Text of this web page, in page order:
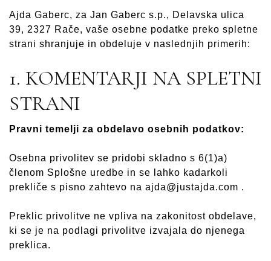
Ajda Gaberc, za Jan Gaberc s.p., Delavska ulica
39, 2327 Rače, vaše osebne podatke preko spletne
strani shranjuje in obdeluje v naslednjih primerih:
1. KOMENTARJI NA SPLETNI
STRANI
Pravni temelji za obdelavo osebnih podatkov:
Osebna privolitev se pridobi skladno s 6(1)a)
členom Splošne uredbe in se lahko kadarkoli
prekliče s pisno zahtevo na ajda@justajda.com .
Preklic privolitve ne vpliva na zakonitost obdelave,
ki se je na podlagi privolitve izvajala do njenega
preklica.